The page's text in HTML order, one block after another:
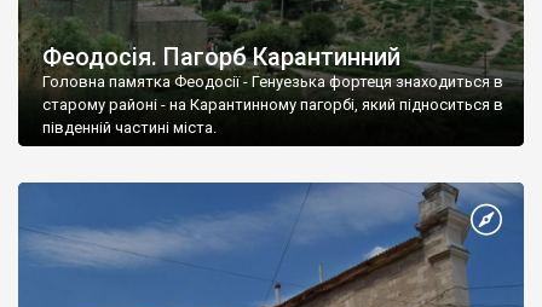
Феодосія. Пагорб Карантинний
Головна памятка Феодосії - Генуезька фортеця знаходиться в
старому районі - на Карантинному пагорбі, який підноситься в
південній частині міста.